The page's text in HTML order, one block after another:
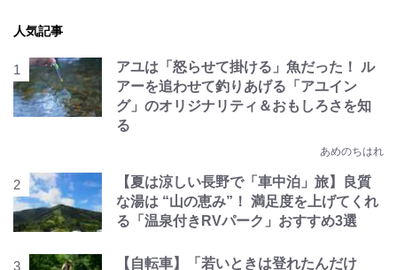
人気記事
アユは「怒らせて掛ける」魚だった！ ル
アーを追わせて釣りあげる「アユイン
グ」のオリジナリティ＆おもしろさを知
る
あめのちはれ
【夏は涼しい長野で「車中泊」旅】良質
な湯は “山の恵み”！ 満足度を上げてくれ
る「温泉付きRVパーク」おすすめ3選
【自転車】「若いときは登れたんだけ